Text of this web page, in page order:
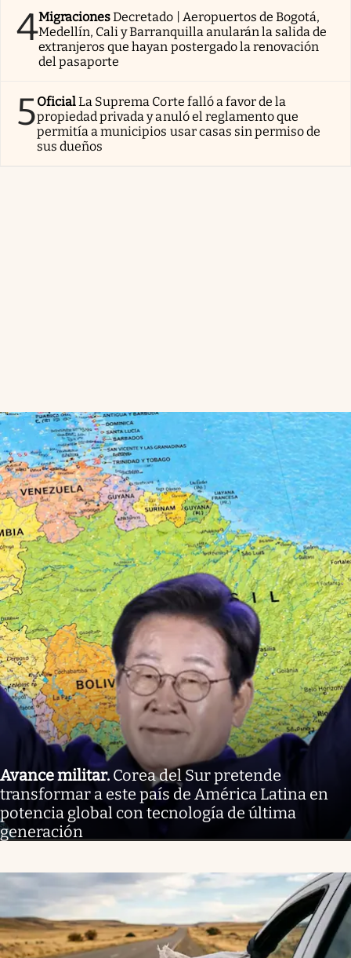
4MigracionesDecretado | Aeropuertos de Bogotá,
Medellín, Cali y Barranquilla anularán la salida de
extranjeros que hayan postergado la renovación
del pasaporte
5OficialLa Suprema Corte falló a favor de la
propiedad privada y anuló el reglamento que
permitía a municipios usar casas sin permiso de
sus dueños
Avance militar. Corea del Sur pretende
transformar a este país de América Latina en
potencia global con tecnología de última
generación